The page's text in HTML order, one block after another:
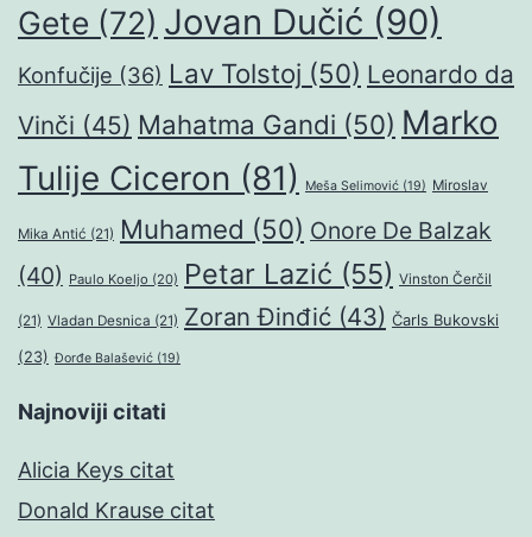
Gete (72) Jovan Dučić (90)
Konfučije (36) Lav Tolstoj (50) Leonardo da
Vinči (45) Mahatma Gandi (50) Marko
Tulije Ciceron (81) Meša Selimović (19) Miroslav
Mika Antić (21) Muhamed (50) Onore De Balzak
(40) Paulo Koeljo (20) Petar Lazić (55) Vinston Čerčil
(21) Vladan Desnica (21) Zoran Đinđić (43) Čarls Bukovski
(23) Đorđe Balašević (19)
Najnoviji citati
Alicia Keys citat
Donald Krause citat